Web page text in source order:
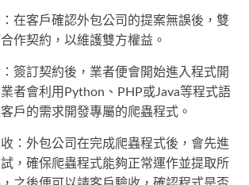
在客戶確認外包公司的提案無誤後，雙
作契約，以維護雙方權益。
簽訂契約後，業者便會開始進入程式開
者會利用Python、PHP或Java等程式語
戶的需求開發專屬的爬蟲程式。
：外包公司在完成爬蟲程式後，會先進
，確保爬蟲程式能夠正常運作並提取所